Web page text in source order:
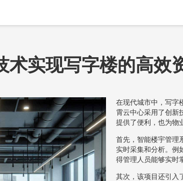
术实现写字楼的高效
在现代城市中，写字
霄云中心采用了创新
提供了便利，也为物
首先，智能楼宇管理
实时采集和分析。例
得管理人员能够实时
其次，该项目还引入